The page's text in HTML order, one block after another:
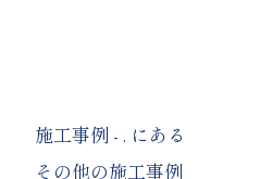
施工事例 - . にある
その他の施工事例